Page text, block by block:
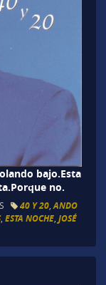
bajo.Esta
no.
40 Y 20, ANDO
, ESTA NOCHE, JOSÉ